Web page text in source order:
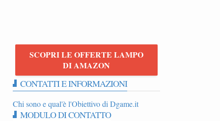
SCOPRI LE OFFERTE LAMPO
DI AMAZON
CONTATTI E INFORMAZIONI
Chi sono e qual'è l'Obiettivo di Dgame.it
MODULO DI CONTATTO